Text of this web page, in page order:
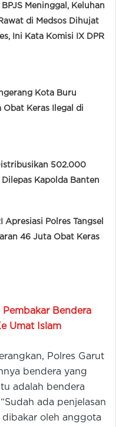
Meninggal, Keluhan
di Medsos Dihujat
Ini Kata Komisi IX DPR
Kota Buru
Obat Keras Ilegal di
502.000
Kapolda Banten
Apresiasi Polres Tangsel
46 Juta Obat Keras
Pembakar Bendera
Umat Islam
Polres Garut
bendera yang
adalah bendera
ada penjelasan
oleh anggota